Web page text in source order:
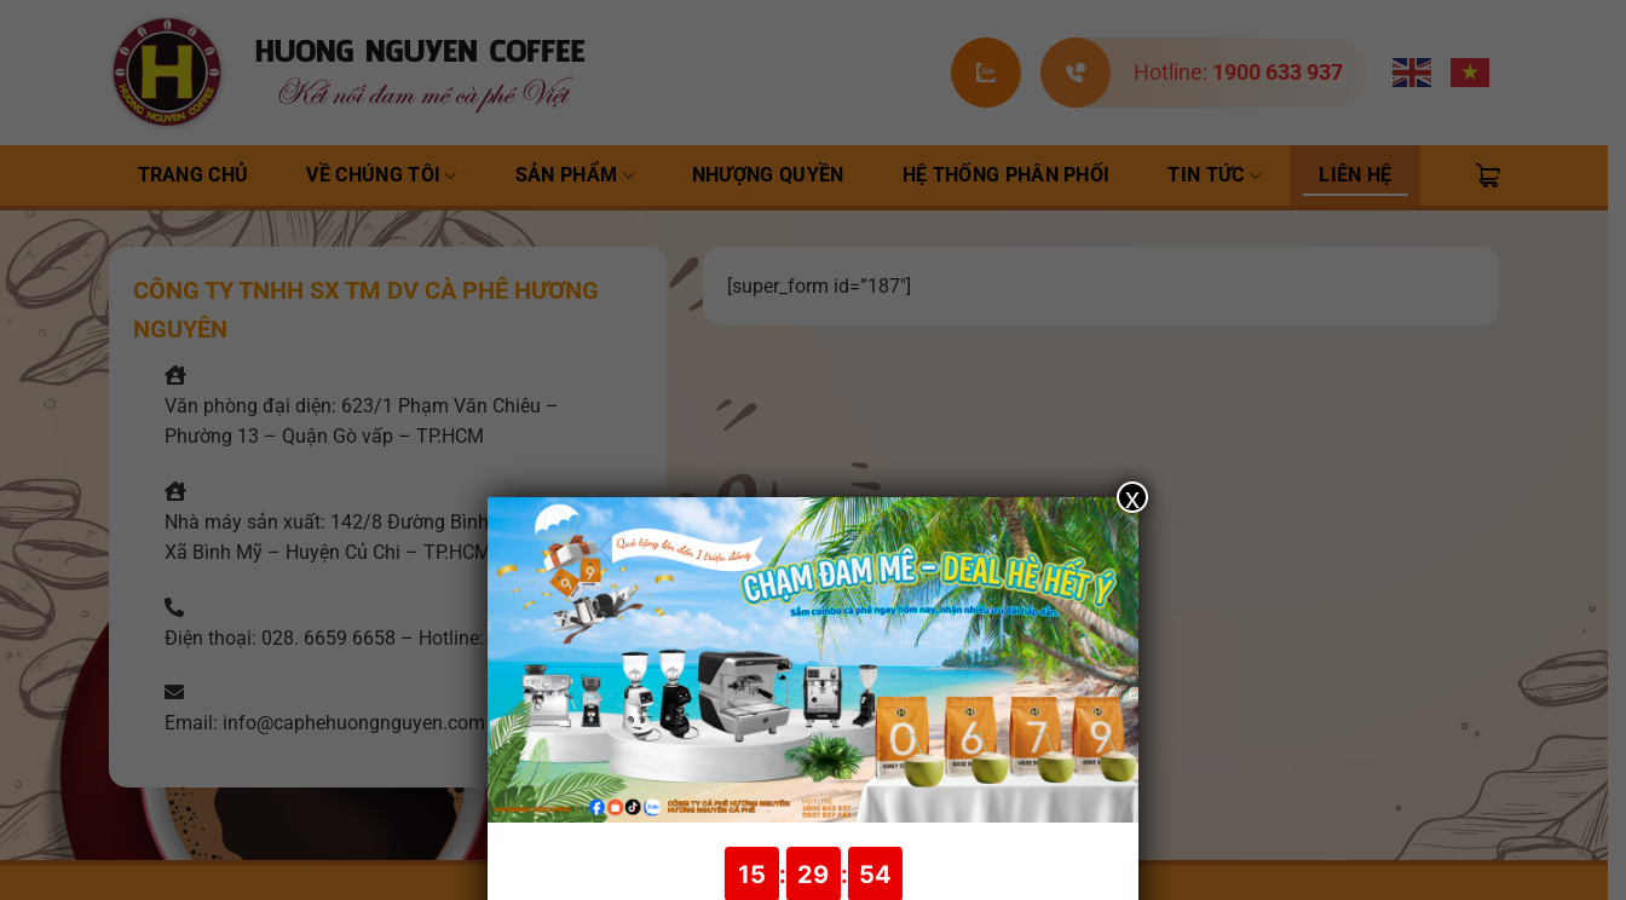
Hotline: 1900 633 937
TRANG CHỦ VỀ CHÚNG TÔI SẢN PHẨM NHƯỢNG QUYỀN HỆ THỐNG PHÂN PHỐI TIN TỨC LIÊN HỆ
CÔNG TY TNHH SX TM DV CÀ PHÊ HƯƠNG
NGUYÊN
Văn phòng đại diện: 623/1 Phạm Văn Chiêu –
Phường 13 – Quận Gò vấp – TP.HCM
Nhà máy sản xuất: 142/8 Đường Bình Mỹ – Ấp 8 –
Xã Bình Mỹ – Huyện Củ Chi – TP.HCM
Điện thoại: 028. 6659 6658 – Hotline: 1900 633 937
Email: info@caphehuongnguyen.com
[super_form id=”187″]
15 : 29 : 54
x